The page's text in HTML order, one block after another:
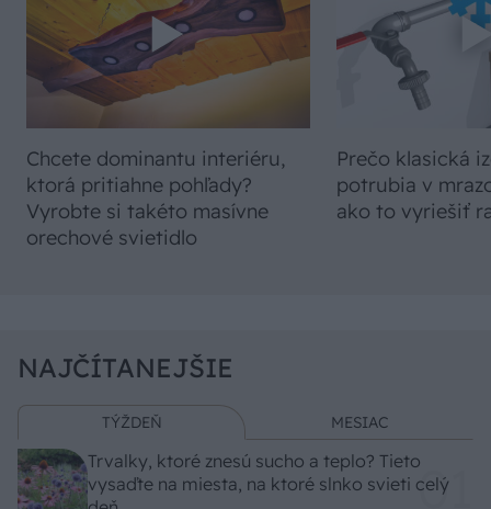
Chcete dominantu interiéru,
ktorá pritiahne pohľady?
Vyrobte si takéto masívne
orechové svietidlo
Prečo klasická
potrubia v
ako to vyriešiť
NAJČÍTANEJŠIE
TÝŽDEŇ MESIAC
Trvalky, ktoré znesú sucho a teplo? Tieto
vysaďte na miesta, na ktoré slnko svieti celý